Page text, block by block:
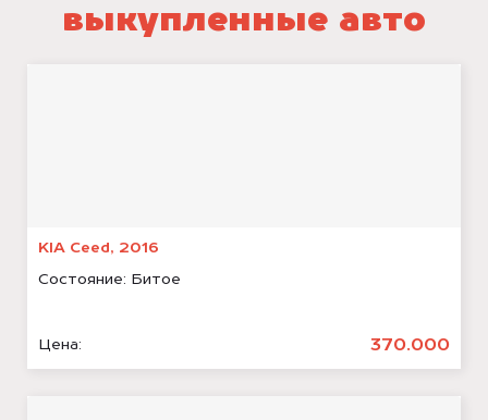
выкупленные авто
KIA Ceed, 2016
Состояние: Битое
Цена: 370.000